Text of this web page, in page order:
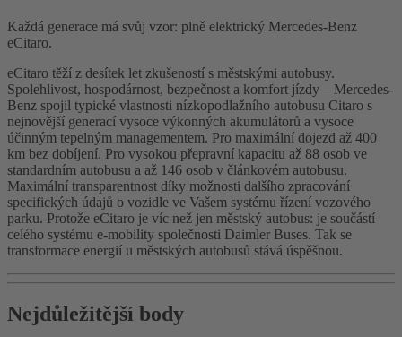
Každá generace má svůj vzor: plně elektrický Mercedes-Benz
eCitaro.
eCitaro těží z desítek let zkušeností s městskými autobusy.
Spolehlivost, hospodárnost, bezpečnost a komfort jízdy – Mercedes-
Benz spojil typické vlastnosti nízkopodlažního autobusu Citaro s
nejnovější generací vysoce výkonných akumulátorů a vysoce
účinným tepelným managementem. Pro maximální dojezd až 400
km bez dobíjení. Pro vysokou přepravní kapacitu až 88 osob ve
standardním autobusu a až 146 osob v článkovém autobusu.
Maximální transparentnost díky možnosti dalšího zpracování
specifických údajů o vozidle ve Vašem systému řízení vozového
parku. Protože eCitaro je víc než jen městský autobus: je součástí
celého systému e-mobility společnosti Daimler Buses. Tak se
transformace energií u městských autobusů stává úspěšnou.
Nejdůležitější body